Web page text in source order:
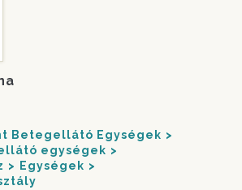
Betegellátó Egységek
egységek
Egységek